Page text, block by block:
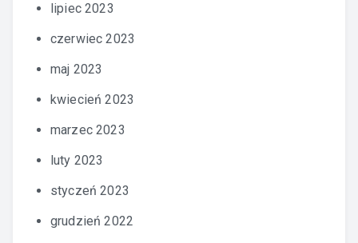
lipiec 2023
czerwiec 2023
maj 2023
kwiecień 2023
marzec 2023
luty 2023
styczeń 2023
grudzień 2022